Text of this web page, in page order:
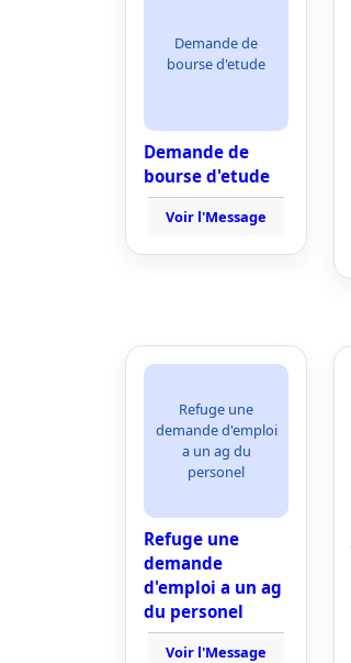
Demande de
bourse d'etude
Demande de
bourse d'etude
Voir l'Message
Refuge une
demande d'emploi
a un ag du
personel
Refuge une
demande
d'emploi a un ag
du personel
Voir l'Message